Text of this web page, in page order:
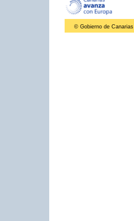
© Gobierno de Canarias